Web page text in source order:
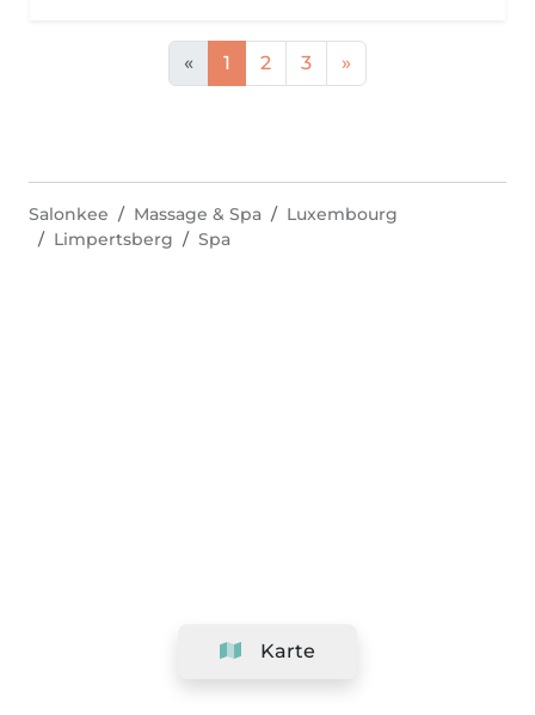
« 1 2 3 »
Karte
Salonkee Massage & Spa
Luxembourg
Limpertsberg
Spa